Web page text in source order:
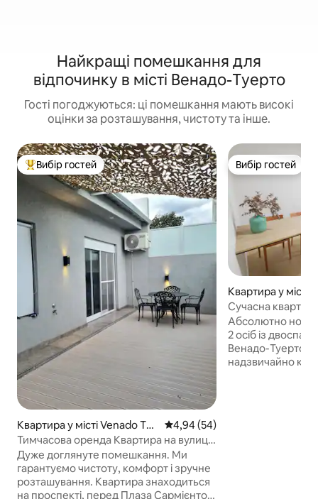
Найкращі помешкання для
відпочинку в місті Венадо-Туерто
Гості погоджуються: ці помешкання мають високі
оцінки за розташування, чистоту та інше.
Топ вибір гостей
Вибір гостей
Квартира у місті Venado Tue
rto
Середня оцінка: 4,94 з 5,
4,94 (54)
Тимчасова оренда Квартира на вулиці
Лісандро 426 "B"
Дуже доглянуте помешкання. Ми
гарантуємо чистоту, комфорт і зручне
розташування. Квартира знаходиться
на проспекті, перед Плаза Сармієнто,
Вибір гостей
Вибір гостей
Квартира у місті
to
Сучасна
Укомплектована
Абсолютно нова
2 осіб із
Венадо-Туерто.
надзвичайно